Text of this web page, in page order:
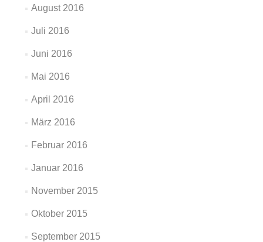
August 2016
Juli 2016
Juni 2016
Mai 2016
April 2016
März 2016
Februar 2016
Januar 2016
November 2015
Oktober 2015
September 2015